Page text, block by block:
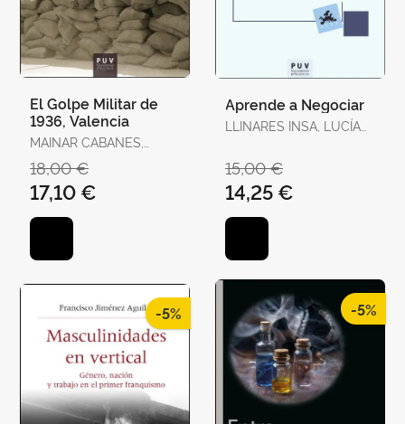
El Golpe Militar de
1936, Valencia
MAINAR CABANES,
18,00 €
17,10 €
Aprende a Negociar
LLINARES INSA, LUCÍA
PILAR
15,00 €
14,25 €
-5% -5%